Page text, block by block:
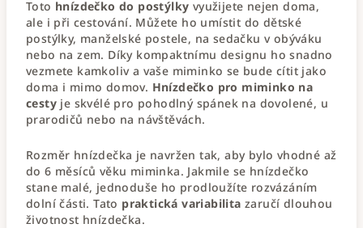
Toto hnízdečko do postýlky využijete nejen doma,
ale i při cestování. Můžete ho umístit do dětské
postýlky, manželské postele, na sedačku v obýváku
nebo na zem. Díky kompaktnímu designu ho snadno
vezmete kamkoliv a vaše miminko se bude cítit jako
doma i mimo domov. Hnízdečko pro miminko na
cesty je skvélé pro pohodlný spánek na dovolené, u
prarodičů nebo na návštěvách.
Rozměr hnízdečka je navržen tak, aby bylo vhodné až
do 6 měsíců věku miminka. Jakmile se hnízdečko
stane malé, jednoduše ho prodloužíte rozvázáním
dolní části. Tato praktická variabilita zaručí dlouhou
životnost hnízdečka.